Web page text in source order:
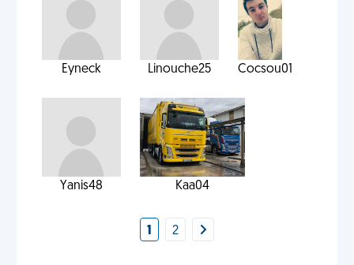
Eyneck Linouche25 Cocsou01
Yanis48 Kaa04
1 2